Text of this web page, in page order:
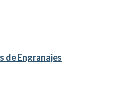
de Engranajes